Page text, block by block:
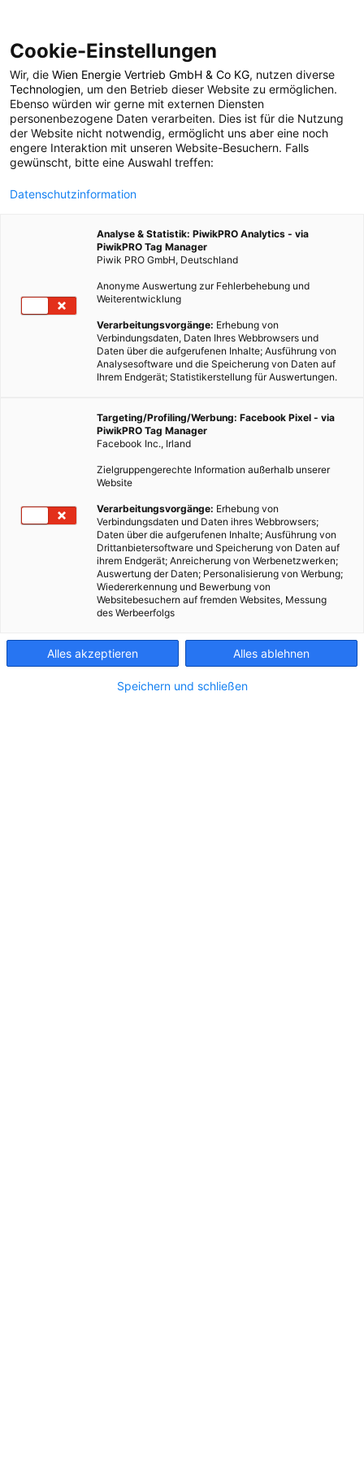
POSTS BY TAG
Verein respect
1 BEITRAG
Cookie-Einstellungen
Wir, die Wien Energie Vertrieb GmbH & Co KG, nutzen diverse
Technologien, um den Betrieb dieser Website zu ermöglichen.
Ebenso würden wir gerne mit externen Diensten
personenbezogene Daten verarbeiten. Dies ist für die Nutzung
der Website nicht notwendig, ermöglicht uns aber eine noch
engere Interaktion mit unseren Website-Besuchern. Falls
gewünscht, bitte eine Auswahl treffen:
Datenschutzinformation
Analyse & Statistik: PiwikPRO Analytics - via
PiwikPRO Tag Manager
Piwik PRO GmbH, Deutschland
Anonyme Auswertung zur Fehlerbehebung und
Weiterentwicklung
Verarbeitungsvorgänge: Erhebung von
Verbindungsdaten, Daten Ihres Webbrowsers und
Daten über die aufgerufenen Inhalte; Ausführung von
Analysesoftware und die Speicherung von Daten auf
Ihrem Endgerät; Statistikerstellung für Auswertungen.
Targeting/Profiling/Werbung: Facebook Pixel - via
PiwikPRO Tag Manager
Facebook Inc., Irland
Zielgruppengerechte Information außerhalb unserer
Website
Verarbeitungsvorgänge: Erhebung von
Verbindungsdaten und Daten ihres Webbrowsers;
Daten über die aufgerufenen Inhalte; Ausführung von
Drittanbietersoftware und Speicherung von Daten auf
ihrem Endgerät; Anreicherung von Werbenetzwerken;
Auswertung der Daten; Personalisierung von Werbung;
Wiedererkennung und Bewerbung von
Websitebesuchern auf fremden Websites, Messung
des Werbeerfolgs
Alles akzeptieren Alles ablehnen
Speichern und schließen